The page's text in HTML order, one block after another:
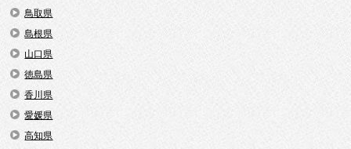
鳥取県
島根県
山口県
徳島県
香川県
愛媛県
高知県